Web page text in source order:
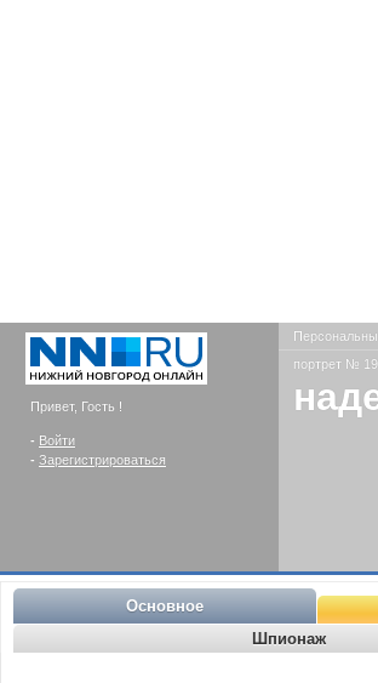
Привет, Гость !
- Войти
- Зарегистрироваться
портрет №
Основное
Шпионаж